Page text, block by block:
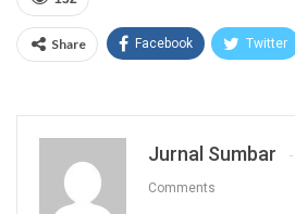
Share Facebook Twitter
Jurnal Sumbar
Comments